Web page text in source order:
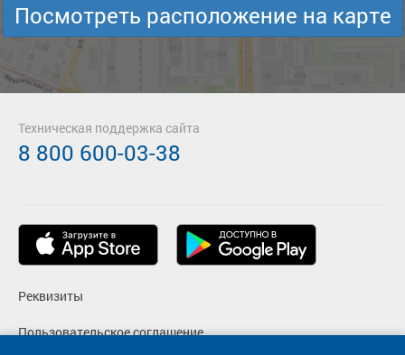
Посмотреть расположение на карте
Реквизиты
Пользовательское соглашение
Техническая поддержка сайта
8 800 600-03-38